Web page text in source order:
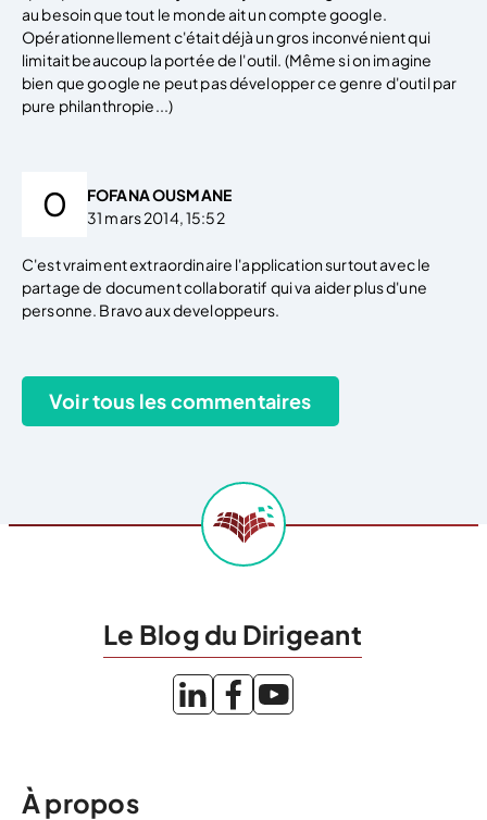
au besoin que tout le monde ait un compte google.
Opérationnellement c'était déjà un gros inconvénient qui
limitait beaucoup la portée de l'outil. (Même si on imagine
bien que google ne peut pas développer ce genre d'outil par
pure philanthropie...)
FOFANA OUSMANE
31 mars 2014, 15:52
C'est vraiment extraordinaire l'application surtout avec le
partage de document collaboratif qui va aider plus d'une
personne. Bravo aux developpeurs.
Le Blog du Dirigeant
À propos